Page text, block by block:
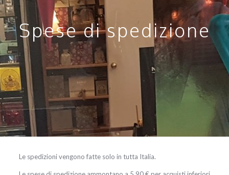
Spese di spedizione
Le spedizioni vengono fatte solo in tutta Italia.